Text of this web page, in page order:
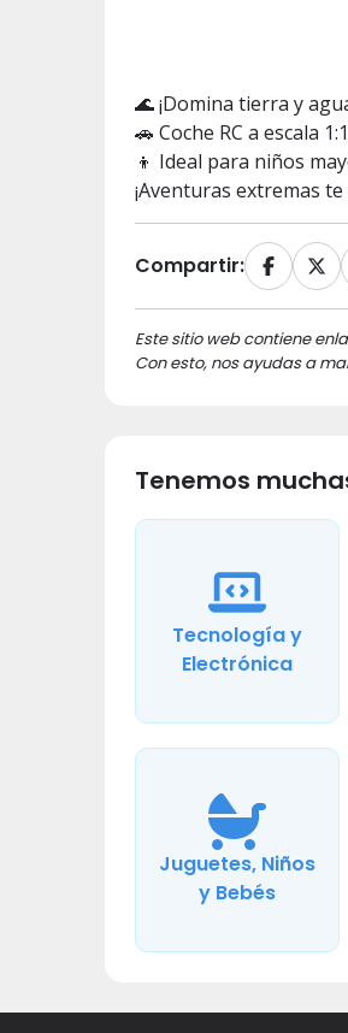
🌊 ¡Domina tierra y
🚗 Coche RC a escala
👦 Ideal para niños
¡Aventuras extremas
Compartir:
Este sitio web contiene
Con esto, nos ayudas a
Tenemos
Tecnología y
Electrónica
Juguetes, Niños
y Bebés